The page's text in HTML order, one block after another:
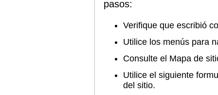
pasos:
Verifique que escribió
Utilice los menús para
Consulte el Mapa de
Utilice el siguiente
del sitio.